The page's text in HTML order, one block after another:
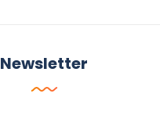
Newsletter